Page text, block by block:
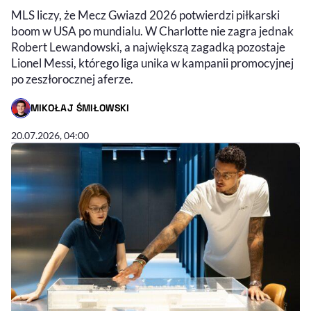
MLS liczy, że Mecz Gwiazd 2026 potwierdzi piłkarski
boom w USA po mundialu. W Charlotte nie zagra jednak
Robert Lewandowski, a największą zagadką pozostaje
Lionel Messi, którego liga unika w kampanii promocyjnej
po zeszłorocznej aferze.
MIKOŁAJ ŚMIŁOWSKI
- AUTOR ARTYKUŁU - PROFIL
20.07.2026, 04:00